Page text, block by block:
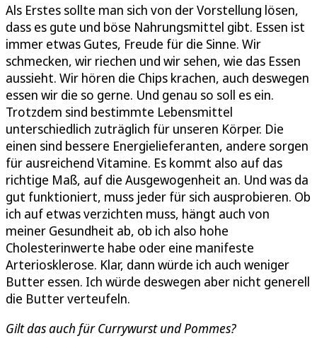
Als Erstes sollte man sich von der Vorstellung lösen,
dass es gute und böse Nahrungsmittel gibt. Essen ist
immer etwas Gutes, Freude für die Sinne. Wir
schmecken, wir riechen und wir sehen, wie das Essen
aussieht. Wir hören die Chips krachen, auch deswegen
essen wir die so gerne. Und genau so soll es ein.
Trotzdem sind bestimmte Lebensmittel
unterschiedlich zuträglich für unseren Körper. Die
einen sind bessere Energielieferanten, andere sorgen
für ausreichend Vitamine. Es kommt also auf das
richtige Maß, auf die Ausgewogenheit an. Und was da
gut funktioniert, muss jeder für sich ausprobieren. Ob
ich auf etwas verzichten muss, hängt auch von
meiner Gesundheit ab, ob ich also hohe
Cholesterinwerte habe oder eine manifeste
Arteriosklerose. Klar, dann würde ich auch weniger
Butter essen. Ich würde deswegen aber nicht generell
die Butter verteufeln.
Gilt das auch für Currywurst und Pommes?